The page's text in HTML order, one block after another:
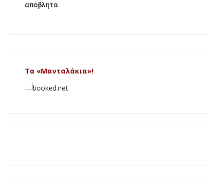
απόβλητα
Τα «Μανταλάκια»!